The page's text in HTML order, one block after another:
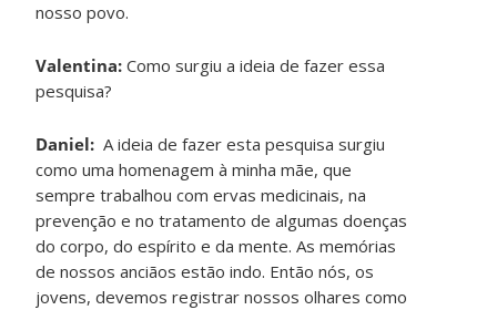
nosso povo.
Valentina:Como surgiu a ideia de fazer essa
pesquisa?
Daniel:A ideia de fazer esta pesquisa surgiu
como uma homenagem à minha mãe, que
sempre trabalhou com ervas medicinais, na
prevenção e no tratamento de algumas doenças
do corpo, do espírito e da mente. As memórias
de nossos anciãos estão indo. Então nós, os
jovens, devemos registrar nossos olhares como